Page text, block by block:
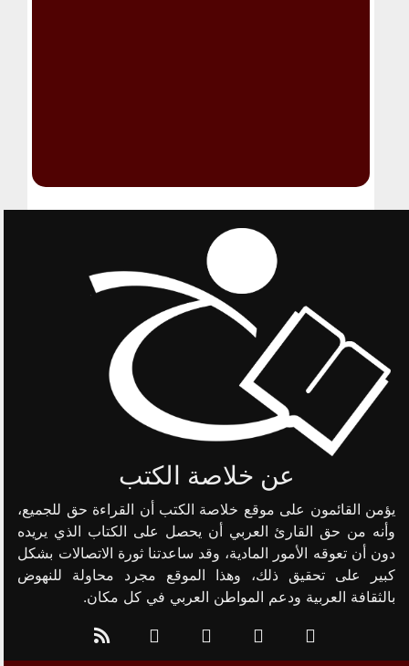
عن خلاصة الكتب
يؤمن القائمون على موقع خلاصة الكتب أن القراءة حق للجميع،
وأنه من حق القارئ العربي أن يحصل على الكتاب الذي يريده
دون أن تعوقه الأمور المادية، وقد ساعدتنا ثورة الاتصالات بشكل
كبير على تحقيق ذلك، وهذا الموقع مجرد محاولة للنهوض
بالثقافة العربية ودعم المواطن العربي في كل مكان.